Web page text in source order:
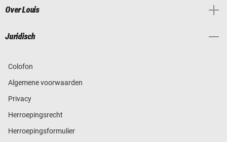
Over Louis
Juridisch
Colofon
Algemene voorwaarden
Privacy
Herroepingsrecht
Herroepingsformulier